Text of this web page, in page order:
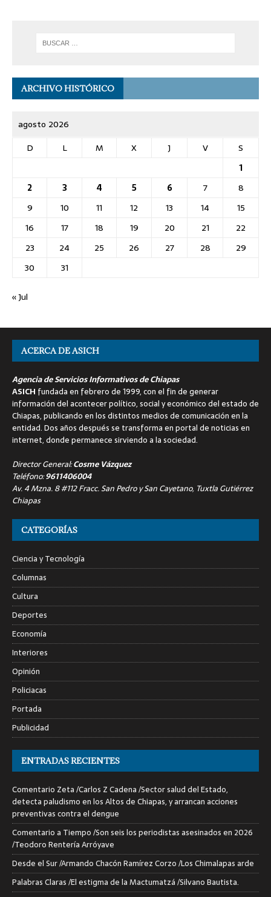
ARCHIVO HISTÓRICO
agosto 2026
D
L M X J V
S
1
2
3 4 5 6 7
8
9
10 11 12 13 14
15
16
17 18 19 20 21
22
23
24 25 26 27 28
29
30
31
« Jul
ACERCA DE ASICH
Agencia de Servicios Informativos de Chiapas
ASICH fundada en febrero de 1999, con el fin de generar
información del acontecer político, social y económico del estado de
Chiapas, publicando en los distintos medios de comunicación en la
entidad. Dos años después se transforma en portal de noticias en
internet, donde permanece sirviendo a la sociedad.
Director General:Cosme Vázquez
Teléfono:9611406004
Av. 4 Mzna. 8 #112 Fracc. San Pedro y San Cayetano, Tuxtla Gutiérrez
Chiapas
CATEGORÍAS
Ciencia y Tecnología
Columnas
Cultura
Deportes
Economía
Interiores
Opinión
Policiacas
Portada
Publicidad
ENTRADAS RECIENTES
Comentario Zeta /Carlos Z Cadena /Sector salud del Estado,
detecta paludismo en los Altos de Chiapas, y arrancan acciones
preventivas contra el dengue
Comentario a Tiempo /Son seis los periodistas asesinados en 2026
/Teodoro Rentería Arróyave
Desde el Sur /Armando Chacón Ramírez Corzo /Los Chimalapas arde
Palabras Claras /El estigma de la Mactumatzá /Silvano Bautista.